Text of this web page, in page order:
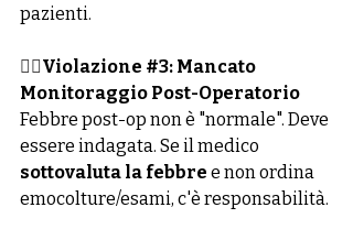
pazienti.
👉🏻Violazione #3: Mancato
Monitoraggio Post-Operatorio
Febbre post-op non è "normale". Deve
essere indagata. Se il medico
sottovaluta la febbre e non ordina
emocolture/esami, c'è responsabilità.